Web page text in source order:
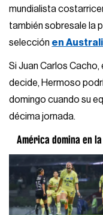
mundialista
también sobresale la
selección en
Si Juan Carlos
decide, Hermoso
domingo cuando su
décima jornada.
América domina en